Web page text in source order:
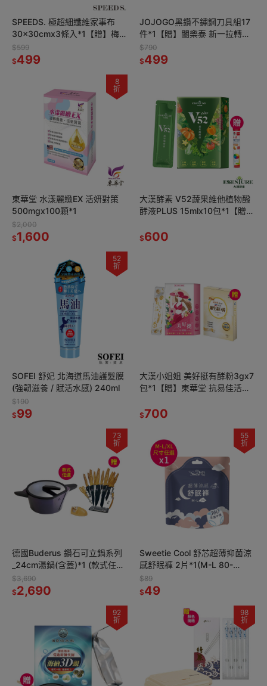
SPEEDS. 極超細纖維家事布
30x30cmx3條入*1【贈】梅歐
媽媽 廚房泡沫油汙清潔劑
500ml*2
$599
$499
JOJOGO黑鑽不鏽鋼刀具組17
件*1【贈】闔樂泰 新一拉轉切
碎攪拌器900ml綠色*1
$790
$499
8
折
東華堂 水漾麗緻EX 活妍對策
500mgx100顆*1
$2,000
$1,600
大漢酵素 V52蔬果維他植物醱
酵液PLUS 15mlx10包*1【贈】
15錠*1
$600
52
折
SOFEI 舒妃 北海道馬油護髮膜
(強韌滋養 / 賦活水感) 240ml
$190
$99
大漢小姐姐 美好挺有酵粉3gx7
包*1【贈】東華堂 抗易佳活力
$700
73
折
德國Buderus 鑽石可立鍋系列
_24cm湯鍋(含蓋)*1 (款式任選)
【贈】JOJOGO黑鑽不鏽鋼刀
具組17件*1
$3,690
$2,690
55
折
Sweetie Cool 舒芯超薄抑菌涼
感舒眠褲 2片*1(M-L 80-
105cm/XL 90-115cm 尺寸任
選)
$89
$49
92
折
98
折